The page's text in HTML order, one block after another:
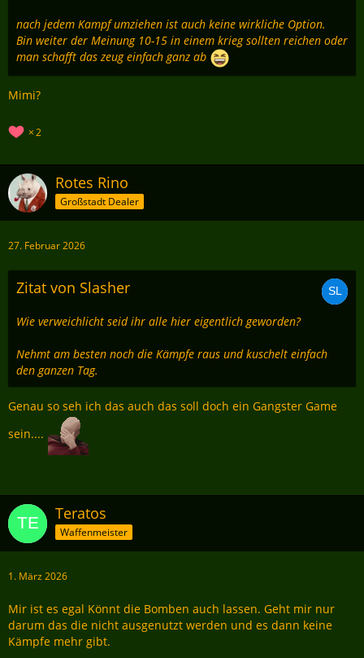
nach jedem Kampf umziehen ist auch keine wirkliche Option.
Bin weiter der Meinung 10-15 in einem krieg sollten reichen oder
man schafft das zeug einfach ganz ab
Mimi?
2
Rotes Rino
Großstadt Dealer
27. Februar 2026
Zitat von Slasher
Wie verweichlicht seid ihr alle hier eigentlich geworden?
Nehmt am besten noch die Kämpfe raus und kuschelt einfach
den ganzen Tag.
Genau so seh ich das auch das soll doch ein Gangster Game
sein....
Teratos
Waffenmeister
1. März 2026
Mir ist es egal Könnt die Bomben auch lassen. Geht mir nur
darum das die nicht ausgenutzt werden und es dann keine
Kämpfe mehr gibt.